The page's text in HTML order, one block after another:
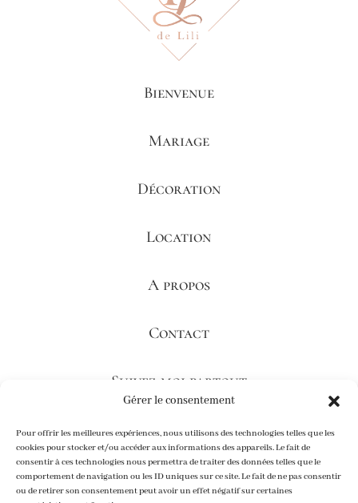
Gérer le consentement
Pour offrir les meilleures expériences, nous utilisons des technologies telles que les
cookies pour stocker et/ou accéder aux informations des appareils. Le fait de
consentir à ces technologies nous permettra de traiter des données telles que le
comportement de navigation ou les ID uniques sur ce site. Le fait de ne pas consentir
ou de retirer son consentement peut avoir un effet négatif sur certaines
Bienvenue
Mariage
Décoration
Location
A propos
Contact
Suivez-moi partout
Logo & webdesign